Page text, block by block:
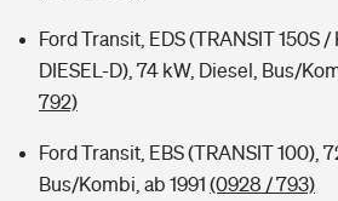
Ford Transit, EDS (TRANSIT 150S
DIESEL-D), 74 kW, Diesel, Bus/
792)
Ford Transit, EBS (TRANSIT 100),
Bus/Kombi, ab 1991 (0928 / 793)